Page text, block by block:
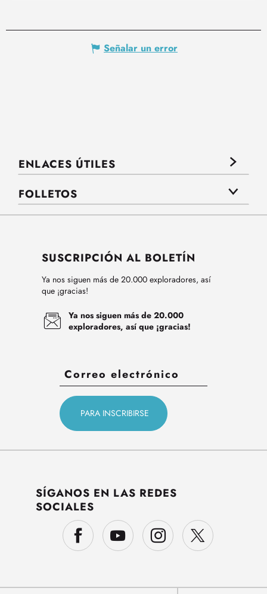
Señalar un error
ENLACES ÚTILES
FOLLETOS
SUSCRIPCIÓN AL BOLETÍN
Ya nos siguen más de 20.000 exploradores, así
que ¡gracias!
Ya nos siguen más de 20.000
exploradores, así que ¡gracias!
SÍGANOS EN LAS REDES
SOCIALES